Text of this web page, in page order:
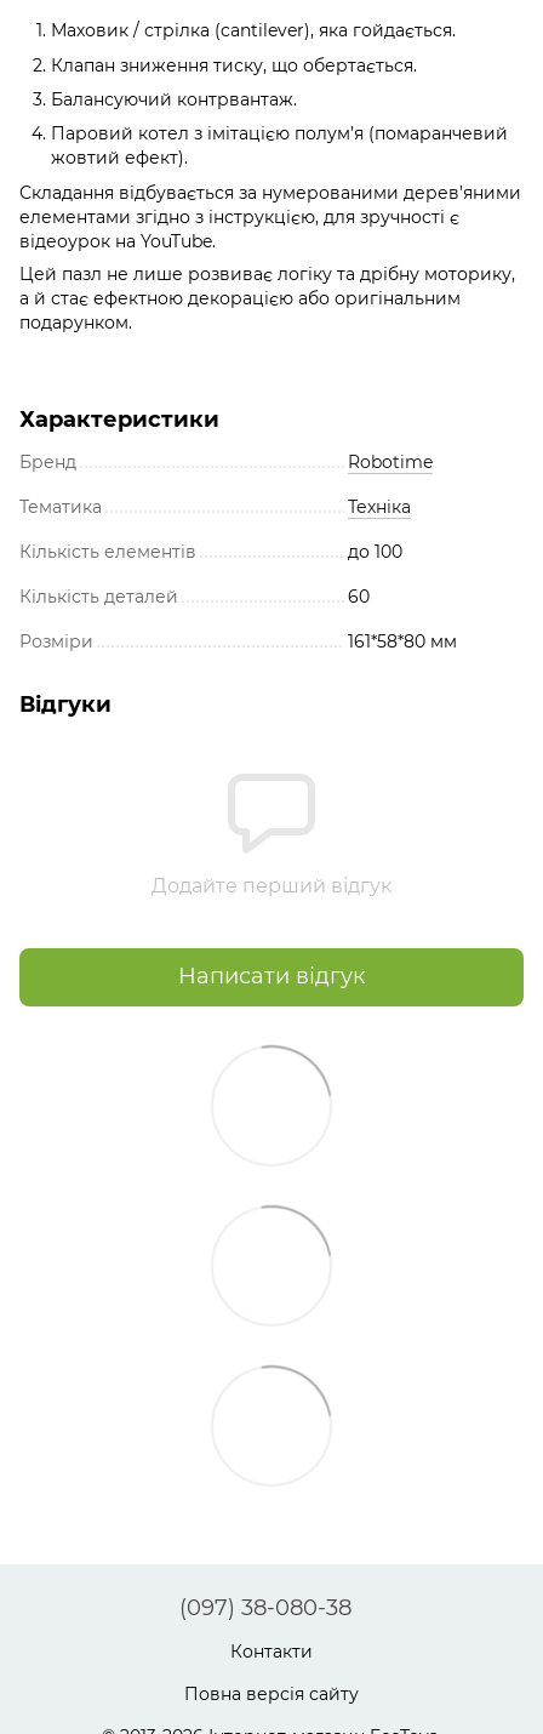
Маховик / стрілка (cantilever), яка гойдається.
Клапан зниження тиску, що обертається.
Балансуючий контр­вантаж.
Паровий котел з імітацією полум’я (помаранчевий
жовтий ефект).
Складання відбувається за нумерованими дерев’яними
елементами згідно з інструкцією, для зручності є
відеоурок на YouTube.
Цей пазл не лише розвиває логіку та дрібну моторику,
а й стає ефектною декорацією або оригінальним
подарунком.
Характеристики
Бренд Robotime
Тематика Техніка
Кількість елементів до 100
Кількість деталей 60
Розміри 161*58*80 мм
Відгуки
Додайте перший відгук
Написати відгук
(097) 38-080-38
Контакти
Повна версія сайту